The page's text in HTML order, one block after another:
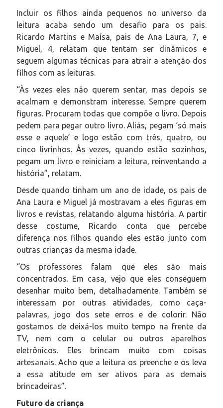
Incluir os filhos ainda pequenos no universo da
leitura acaba sendo um desafio para os pais.
Ricardo Martins e Maísa, pais de Ana Laura, 7, e
Miguel, 4, relatam que tentam ser dinâmicos e
seguem algumas técnicas para atrair a atenção dos
filhos com as leituras.
“Às vezes eles não querem sentar, mas depois se
acalmam e demonstram interesse. Sempre querem
figuras. Procuram todas que compõe o livro. Depois
pedem para pegar outro livro. Aliás, pegam ‘só mais
esse e aquele’ e logo estão com três, quatro, ou
cinco livrinhos. Às vezes, quando estão sozinhos,
pegam um livro e reiniciam a leitura, reinventando a
história”, relatam.
Desde quando tinham um ano de idade, os pais de
Ana Laura e Miguel já mostravam a eles figuras em
livros e revistas, relatando alguma história. A partir
desse costume, Ricardo conta que percebe
diferença nos filhos quando eles estão junto com
outras crianças da mesma idade.
“Os professores falam que eles são mais
concentrados. Em casa, vejo que eles conseguem
desenhar muito bem, detalhadamente. Também se
interessam por outras atividades, como caça-
palavras, jogo dos sete erros e de colorir. Não
gostamos de deixá-los muito tempo na frente da
TV, nem com o celular ou outros aparelhos
eletrônicos. Eles brincam muito com coisas
artesanais. Acho que a leitura os preenche e os leva
a essa atitude em ser ativos para as demais
brincadeiras”.
Futuro da criança